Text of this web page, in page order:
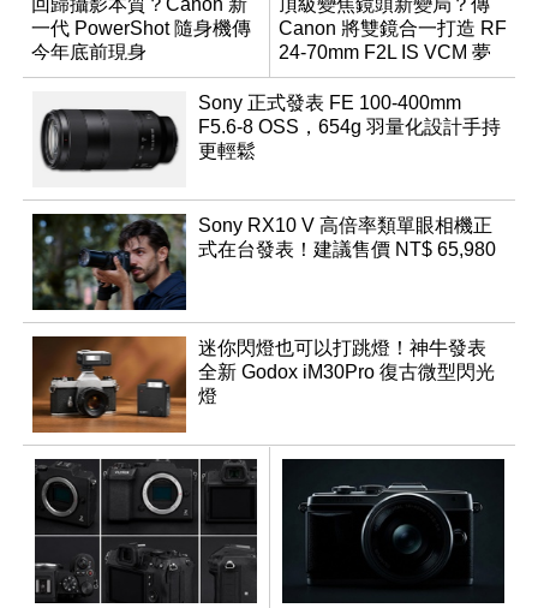
回歸攝影本質？Canon 新
一代 PowerShot 隨身機傳
今年底前現身
頂級變焦鏡頭新變局？傳
Canon 將雙鏡合一打造 RF
24-70mm F2L IS VCM 夢
幻規格
Sony 正式發表 FE 100-400mm
F5.6-8 OSS，654g 羽量化設計手持
更輕鬆
Sony RX10 V 高倍率類單眼相機正
式在台發表！建議售價 NT$ 65,980
迷你閃燈也可以打跳燈！神牛發表
全新 Godox iM30Pro 復古微型閃光
燈